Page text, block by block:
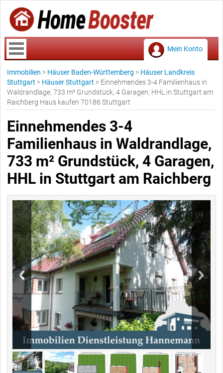
Mein Konto
Immobilien > Häuser Baden-Württemberg > Häuser Landkreis
Stuttgart > Häuser Stuttgart > Einnehmendes 3-4 Familienhaus in
Waldrandlage, 733 m² Grundstück, 4 Garagen, HHL in Stuttgart am
Raichberg Haus kaufen 70186 Stuttgart
Einnehmendes 3-4
Familienhaus in Waldrandlage,
733 m² Grundstück, 4 Garagen,
HHL in Stuttgart am Raichberg